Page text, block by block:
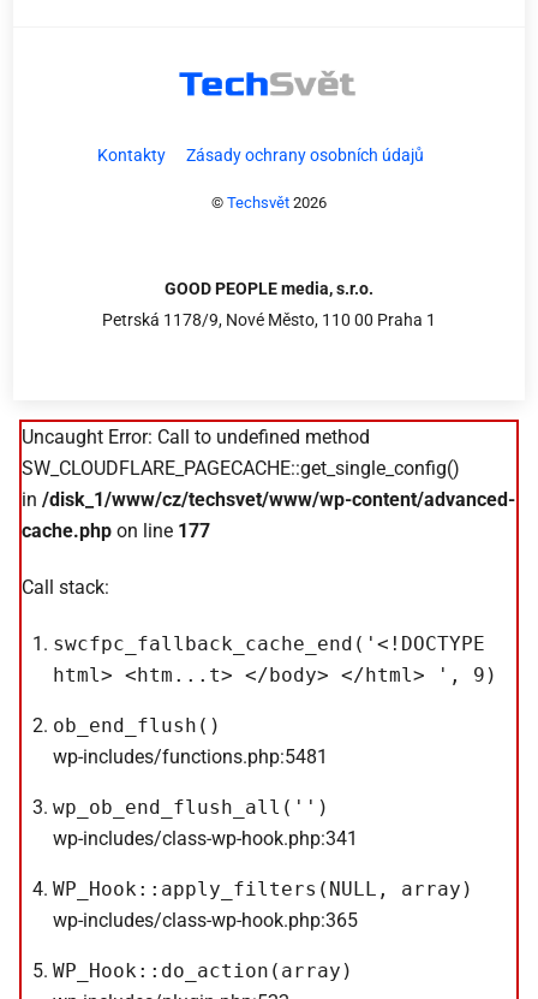
Kontakty Zásady ochrany osobních údajů
© Techsvět 2026
GOOD PEOPLE media, s.r.o.
Petrská 1178/9, Nové Město, 110 00 Praha 1
Uncaught Error: Call to undefined method
SW_CLOUDFLARE_PAGECACHE::get_single_config()
in /disk_1/www/cz/techsvet/www/wp-content/advanced-
cache.php on line 177
Call stack:
swcfpc_fallback_cache_end('<!DOCTYPE
html> <htm...t> </body> </html> ', 9)
ob_end_flush()
wp-includes/functions.php:5481
wp_ob_end_flush_all('')
wp-includes/class-wp-hook.php:341
WP_Hook::apply_filters(NULL, array)
wp-includes/class-wp-hook.php:365
WP_Hook::do_action(array)